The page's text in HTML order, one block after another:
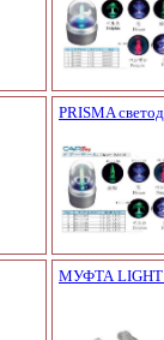
PRISMA
МУФТА LIGHT